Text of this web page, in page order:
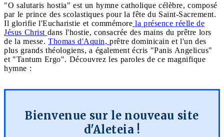
"O salutaris hostia" est un hymne catholique célèbre, composé
par le prince des scolastiques pour la fête du Saint-Sacrement.
Il glorifie l'Eucharistie et commémore la présence réelle de
Jésus Christ dans l'hostie, consacrée des mains du prêtre lors
de la messe. Thomas d'Aquin, prêtre dominicain et l'un des
plus grands théologiens, a également écris "Panis Angelicus"
et "Tantum Ergo". Découvrez les paroles de ce magnifique
hymne :
Bienvenue sur le nouveau site
d'Aleteia !